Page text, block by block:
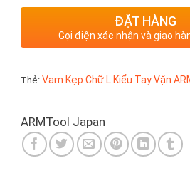
ĐẶT HÀNG
Gọi điện xác nhận và giao
Thẻ:Vam Kẹp Chữ L Kiểu Tay Vặn
ARMTool Japan